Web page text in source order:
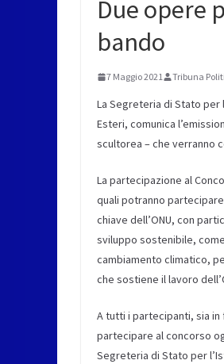
Due opere
bando
7 Maggio 2021 Tribuna
La Segreteria di Stato per
Esteri, comunica
scultorea – che verranno
La partecipazione al
quali potranno
chiave dell’ONU, con
sviluppo sostenibile,
cambiamento climatico,
che sostiene il lavoro
A tutti i partecipanti, sia
partecipare al concorso
Segreteria di Stato per